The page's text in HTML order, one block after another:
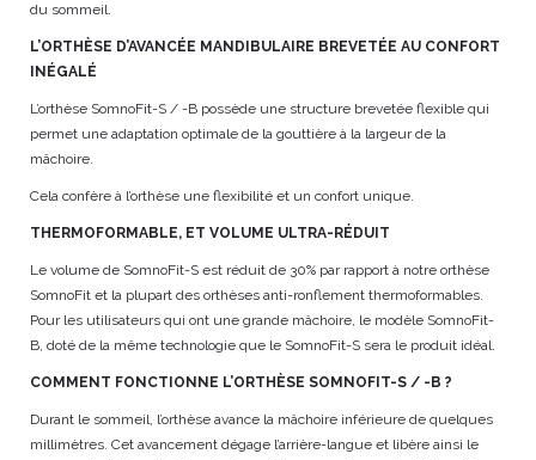
du sommeil.
L’ORTHÈSE D’AVANCÉE MANDIBULAIRE BREVETÉE AU CONFORT
INÉGALÉ
L’orthèse SomnoFit-S / -B possède une structure brevetée flexible qui
permet une adaptation optimale de la gouttière à la largeur de la
mâchoire.
Cela confère à l’orthèse une flexibilité et un confort unique.
THERMOFORMABLE, ET VOLUME ULTRA-RÉDUIT
Le volume de SomnoFit-S est réduit de 30% par rapport à notre orthèse
SomnoFit et la plupart des orthèses anti-ronflement thermoformables.
Pour les utilisateurs qui ont une grande mâchoire, le modèle SomnoFit-
B, doté de la même technologie que le SomnoFit-S sera le produit idéal.
COMMENT FONCTIONNE L’ORTHÈSE SOMNOFIT-S / -B ?
Durant le sommeil, l’orthèse avance la mâchoire inférieure de quelques
millimètres. Cet avancement dégage l’arrière-langue et libère ainsi le